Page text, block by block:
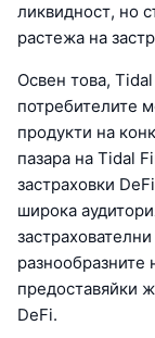
ликвидност, но
растежа на
Освен това,
потребителите
продукти на
пазара на Tidal
застраховки
широка
предоставяйки
DeFi.